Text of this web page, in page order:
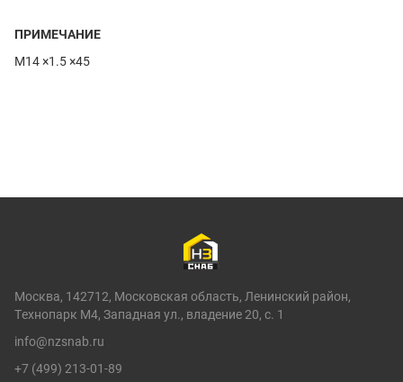
ПРИМЕЧАНИЕ
M14 ×1.5 ×45
Москва, 142712, Московская область, Ленинский район,
Технопарк М4, Западная ул., владение 20, с. 1
info@nzsnab.ru
+7 (499) 213-01-89